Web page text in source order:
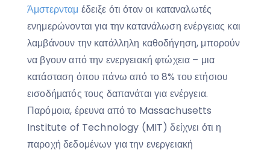
Άμστερνταμ έδειξε ότι όταν οι καταναλωτές
ενημερώνονται για την κατανάλωση ενέργειας και
λαμβάνουν την κατάλληλη καθοδήγηση, μπορούν
να βγουν από την ενεργειακή φτώχεια – μια
κατάσταση όπου πάνω από το 8% του ετήσιου
εισοδήματός τους δαπανάται για ενέργεια.
Παρόμοια, έρευνα από το Massachusetts
Institute of Technology (MIT) δείχνει ότι η
παροχή δεδομένων για την ενεργειακή